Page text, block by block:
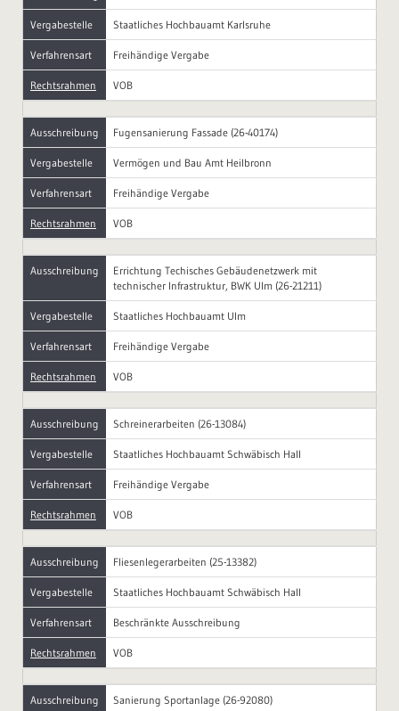
Vergabestelle Staatliches Hochbauamt Karlsruhe
Verfahrensart Freihändige Vergabe
Rechtsrahmen VOB
Ausschreibung Fugensanierung Fassade (26-40174)
Vergabestelle Vermögen und Bau Amt Heilbronn
Verfahrensart Freihändige Vergabe
Rechtsrahmen VOB
Ausschreibung
Errichtung Techisches Gebäudenetzwerk mit
technischer Infrastruktur, BWK Ulm (26-21211)
Vergabestelle Staatliches Hochbauamt Ulm
Verfahrensart Freihändige Vergabe
Rechtsrahmen VOB
Ausschreibung Schreinerarbeiten (26-13084)
Vergabestelle Staatliches Hochbauamt Schwäbisch Hall
Verfahrensart Freihändige Vergabe
Rechtsrahmen VOB
Ausschreibung Fliesenlegerarbeiten (25-13382)
Vergabestelle Staatliches Hochbauamt Schwäbisch Hall
Verfahrensart Beschränkte Ausschreibung
Rechtsrahmen VOB
Ausschreibung Sanierung Sportanlage (26-92080)